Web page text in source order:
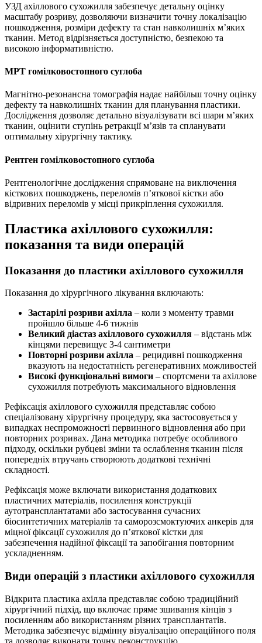
УЗД ахіллового сухожилля забезпечує детальну оцінку
масштабу розриву, дозволяючи визначити точну локалізацію
пошкодження, розміри дефекту та стан навколишніх м’яких
тканин. Метод відрізняється доступністю, безпекою та
високою інформативністю.
МРТ гомілковостопного суглоба
Магнітно-резонансна томографія надає найбільш точну оцінку
дефекту та навколишніх тканин для планування пластики.
Дослідження дозволяє детально візуалізувати всі шари м’яких
тканин, оцінити ступінь ретракції м’язів та спланувати
оптимальну хірургічну тактику.
Рентген гомілковостопного суглоба
Рентгенологічне дослідження спрямоване на виключення
кісткових пошкоджень, переломів п’яткової кістки або
відривних переломів у місці прикріплення сухожилля.
Пластика ахіллового сухожилля:
показання та види операцій
Показання до пластики ахіллового сухожилля
Показання до хірургічного лікування включають:
Застарілі розриви ахілла – коли з моменту травми
пройшло більше 4-6 тижнів
Великий діастаз ахіллового сухожилля – відстань між
кінцями перевищує 3-4 сантиметри
Повторні розриви ахілла – рецидивні пошкодження
вказують на недостатність регенеративних можливостей
Високі функціональні вимоги – спортсмени та ахіллове
сухожилля потребують максимального відновлення
Рефіксація ахіллового сухожилля представляє собою
спеціалізовану хірургічну процедуру, яка застосовується у
випадках неспроможності первинного відновлення або при
повторних розривах. Дана методика потребує особливого
підходу, оскільки рубцеві зміни та ослаблення тканин після
попередніх втручань створюють додаткові технічні
складності.
Рефіксація може включати використання додаткових
пластичних матеріалів, посилення конструкції
аутотрансплантатами або застосування сучасних
біосинтетичних матеріалів та саморозсмоктуючих анкерів для
міцної фіксації сухожилля до п’яткової кістки для
забезпечення надійної фіксації та запобігання повторним
ускладненням.
Види операцій з пластики ахіллового сухожилля
Відкрита пластика ахілла представляє собою традиційний
хірургічний підхід, що включає пряме зшивання кінців з
посиленням або використанням різних трансплантатів.
Методика забезпечує відмінну візуалізацію операційного поля
та дозволяє виконати точну реконструкцію.